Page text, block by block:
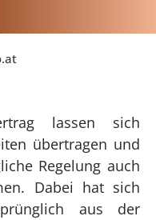
lassen sich
übertragen und
Regelung auch
Dabei hat sich
aus der